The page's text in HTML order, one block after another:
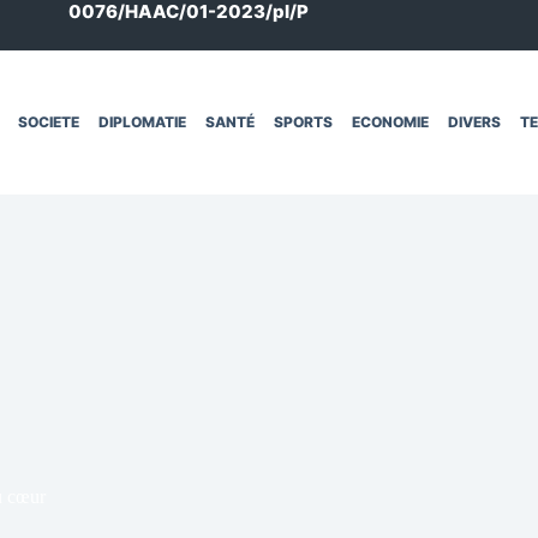
0076/HAAC/01-2023/pl/P
SOCIETE DIPLOMATIE SANTÉ SPORTS ECONOMIE DIVERS